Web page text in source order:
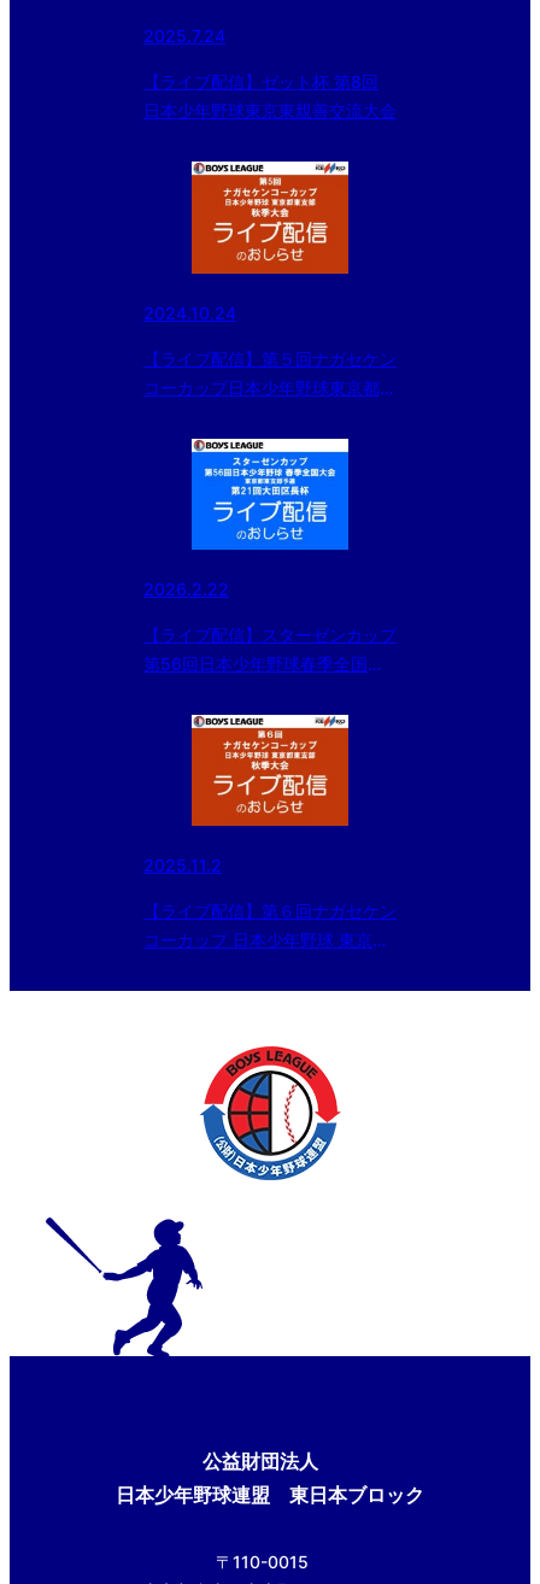
2025.7.24
【ライブ配信】ゼット杯 第8回
日本少年野球東京東親善交流大会
2024.10.24
【ライブ配信】第５回ナガセケン
コーカップ日本少年野球東京都東
2026.2.22
【ライブ配信】スターゼンカップ
第56回日本少年野球春季全国大
田区長杯
2025.11.2
【ライブ配信】第６回ナガセケン
コーカップ 日本少年野球 東京都
公益財団法人
日本少年野球連盟 東日本ブロック
〒110-0015